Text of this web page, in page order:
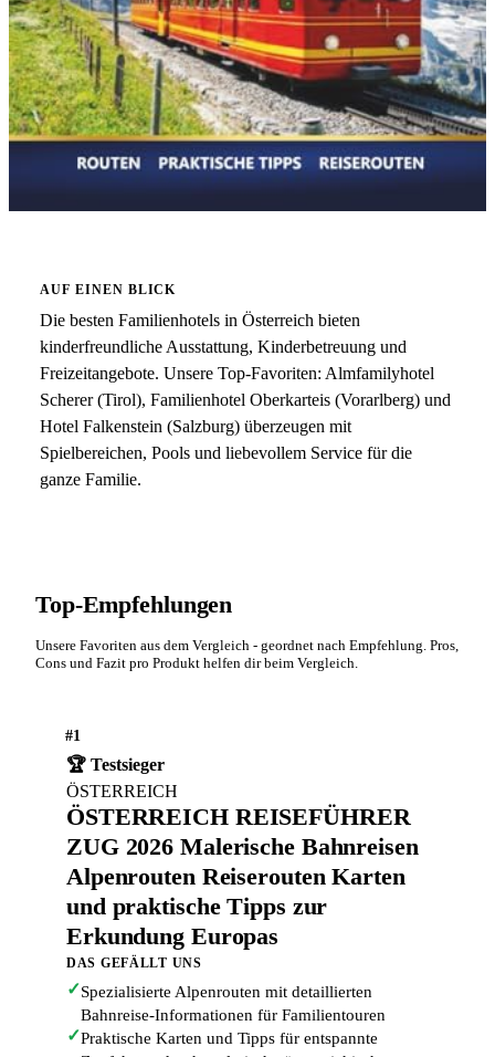
AUF EINEN BLICK
Die besten Familienhotels in Österreich bieten
kinderfreundliche Ausstattung, Kinderbetreuung und
Freizeitangebote. Unsere Top-Favoriten: Almfamilyhotel
Scherer (Tirol), Familienhotel Oberkarteis (Vorarlberg) und
Hotel Falkenstein (Salzburg) überzeugen mit
Spielbereichen, Pools und liebevollem Service für die
ganze Familie.
Top-Empfehlungen
Unsere Favoriten aus dem Vergleich - geordnet nach Empfehlung. Pros,
Cons und Fazit pro Produkt helfen dir beim Vergleich.
#1
🏆 Testsieger
ÖSTERREICH
ÖSTERREICH REISEFÜHRER
ZUG 2026 Malerische Bahnreisen
Alpenrouten Reiserouten Karten
und praktische Tipps zur
Erkundung Europas
DAS GEFÄLLT UNS
✓Spezialisierte Alpenrouten mit detaillierten
Bahnreise-Informationen für Familientouren
✓Praktische Karten und Tipps für entspannte